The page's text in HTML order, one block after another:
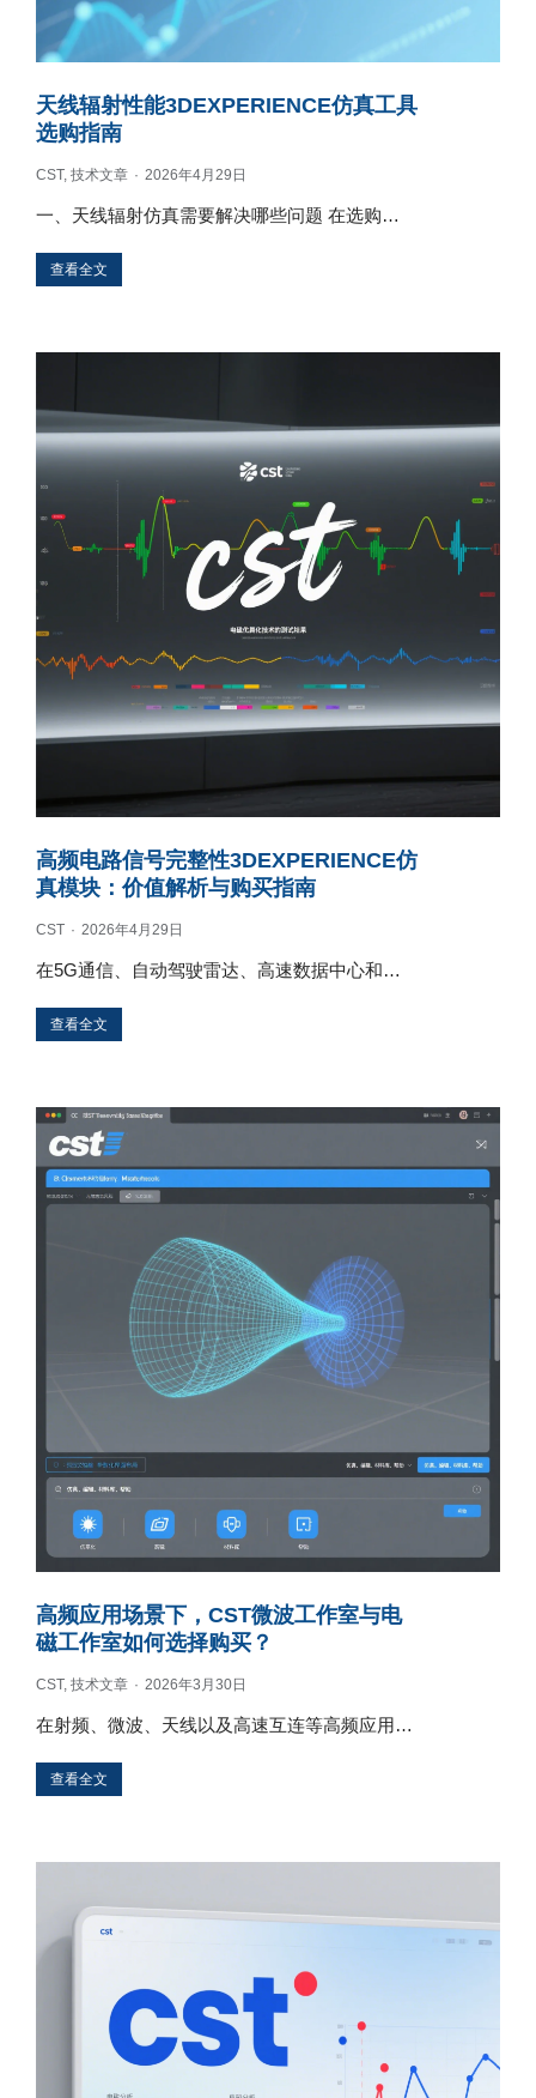
天线辐射性能3DEXPERIENCE仿真工具
选购指南
CST, 技术文章 2026年4月29日
一、天线辐射仿真需要解决哪些问题 在选购…
查看全文
高频电路信号完整性3DEXPERIENCE仿
真模块：价值解析与购买指南
CST 2026年4月29日
在5G通信、自动驾驶雷达、高速数据中心和…
查看全文
高频应用场景下，CST微波工作室与电
磁工作室如何选择购买？
CST, 技术文章 2026年3月30日
在射频、微波、天线以及高速互连等高频应用…
查看全文